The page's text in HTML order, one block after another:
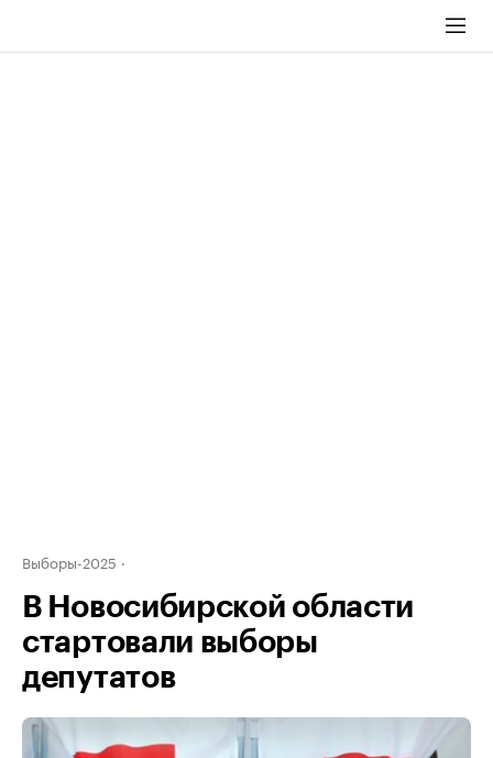
Выборы-2025
В Новосибирской области
стартовали выборы
депутатов